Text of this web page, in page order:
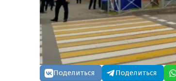
Поделиться Поделиться